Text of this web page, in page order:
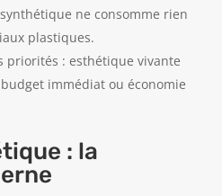
ne consomme rien
plastiques.
priorités : esthétique vivante
immédiat ou économie
: la